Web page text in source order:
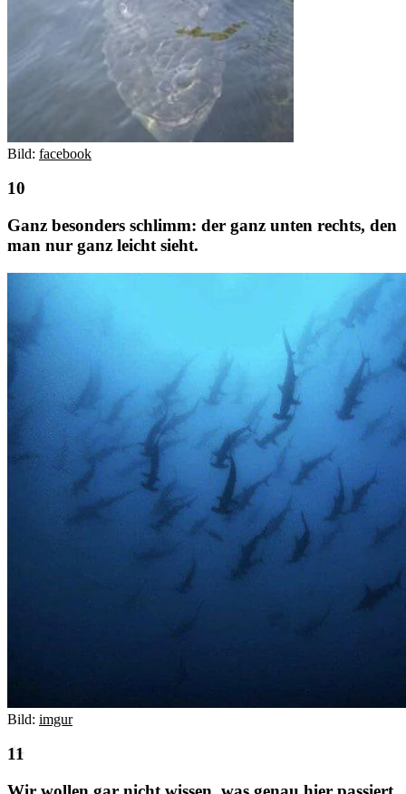
Bild: facebook
Ganz besonders schlimm: der ganz unten rechts, den
man nur ganz leicht sieht.
Bild: imgur